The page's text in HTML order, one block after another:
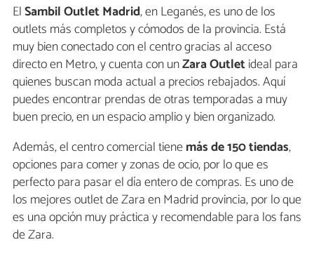
ElSambil Outlet Madrid, en Leganés, es uno de los
outlets más completos y cómodos de la provincia. Está
muy bien conectado con el centro gracias al acceso
directo en Metro, y cuenta con unZara Outletideal para
quienes buscan moda actual a precios rebajados. Aquí
puedes encontrar prendas de otras temporadas a muy
buen precio, en un espacio amplio y bien organizado.
Además, el centro comercial tienemás de 150 tiendas,
opciones para comer y zonas de ocio, por lo que es
perfecto para pasar el día entero de compras. Es uno de
los mejores outlet de Zara en Madrid provincia, por lo que
es una opción muy práctica y recomendable para los fans
de Zara.